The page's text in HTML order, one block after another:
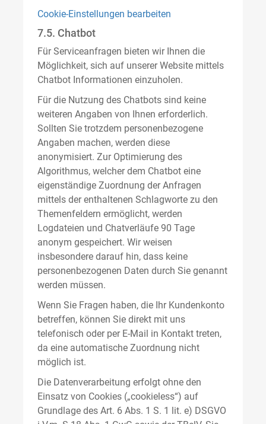
Cookie-Einstellungen bearbeiten
7.5. Chatbot
Für Serviceanfragen bieten wir Ihnen die
Möglichkeit, sich auf unserer Website mittels
Chatbot Informationen einzuholen.
Für die Nutzung des Chatbots sind keine
weiteren Angaben von Ihnen erforderlich.
Sollten Sie trotzdem personenbezogene
Angaben machen, werden diese
anonymisiert. Zur Optimierung des
Algorithmus, welcher dem Chatbot eine
eigenständige Zuordnung der Anfragen
mittels der enthaltenen Schlagworte zu den
Themenfeldern ermöglicht, werden
Logdateien und Chatverläufe 90 Tage
anonym gespeichert. Wir weisen
insbesondere darauf hin, dass keine
personenbezogenen Daten durch Sie genannt
werden müssen.
Wenn Sie Fragen haben, die Ihr Kundenkonto
betreffen, können Sie direkt mit uns
telefonisch oder per E-Mail in Kontakt treten,
da eine automatische Zuordnung nicht
möglich ist.
Die Datenverarbeitung erfolgt ohne den
Einsatz von Cookies („cookieless“) auf
Grundlage des Art. 6 Abs. 1 S. 1 lit. e) DSGVO